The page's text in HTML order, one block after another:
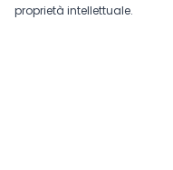
proprietà intellettuale.